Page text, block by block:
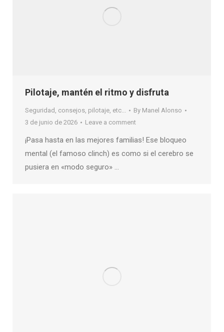
Pilotaje, mantén el ritmo y disfruta
Seguridad, consejos, pilotaje, etc... By Manel Alonso
3 de junio de 2026
Leave a comment
¡Pasa hasta en las mejores familias! Ese bloqueo
mental (el famoso clinch) es como si el cerebro se
pusiera en «modo seguro» …